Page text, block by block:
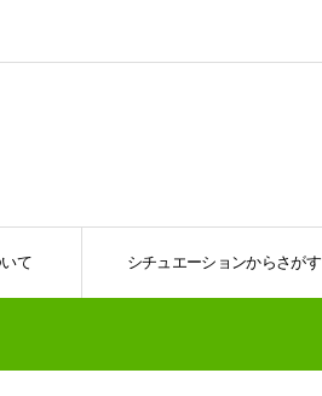
て シチュエーションからさがす